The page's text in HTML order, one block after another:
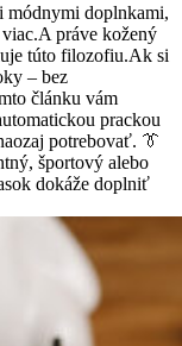
módnymi doplnkami,
práve kožený
túto filozofiu.Ak si
– bez
článku vám
prackou
potrebovať. 👔
športový alebo
dokáže doplniť